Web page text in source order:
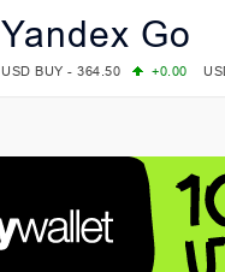
Yandex Go
USD BUY - 364.50 +0.00
COMEX: PLATINUM - 1749.90
LME: ALUMINIUM - 3184.00
-
LME: NICKEL - 17249.00
LME: LEAD - 1877.50
-1.00
FOREX: USD/JPY - 158.37